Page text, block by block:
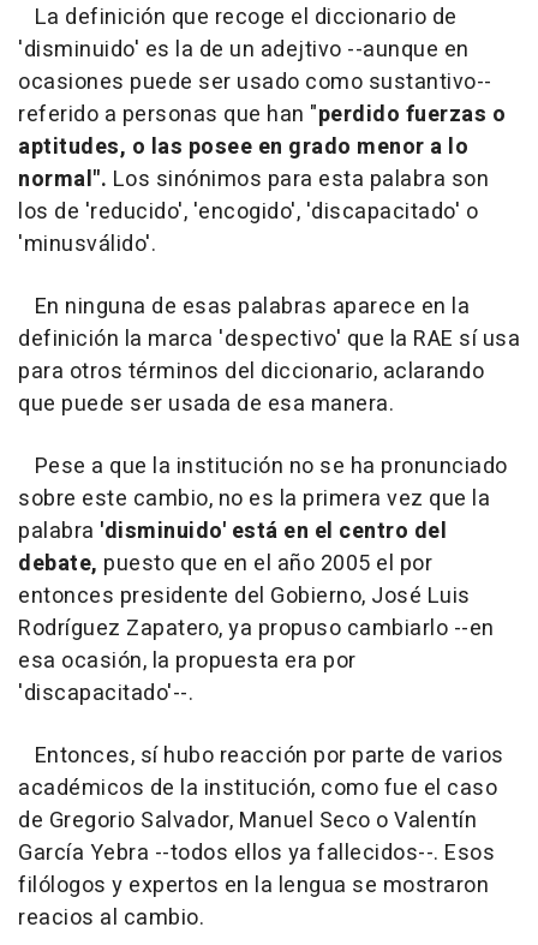
La definición que recoge el diccionario de
'disminuido' es la de un adejtivo --aunque en
ocasiones puede ser usado como sustantivo--
referido a personas que han "perdido fuerzas o
aptitudes, o las posee en grado menor a lo
normal". Los sinónimos para esta palabra son
los de 'reducido', 'encogido', 'discapacitado' o
'minusválido'.
En ninguna de esas palabras aparece en la
definición la marca 'despectivo' que la RAE sí usa
para otros términos del diccionario, aclarando
que puede ser usada de esa manera.
Pese a que la institución no se ha pronunciado
sobre este cambio, no es la primera vez que la
palabra 'disminuido' está en el centro del
debate, puesto que en el año 2005 el por
entonces presidente del Gobierno, José Luis
Rodríguez Zapatero, ya propuso cambiarlo --en
esa ocasión, la propuesta era por
'discapacitado'--.
Entonces, sí hubo reacción por parte de varios
académicos de la institución, como fue el caso
de Gregorio Salvador, Manuel Seco o Valentín
García Yebra --todos ellos ya fallecidos--. Esos
filólogos y expertos en la lengua se mostraron
reacios al cambio.